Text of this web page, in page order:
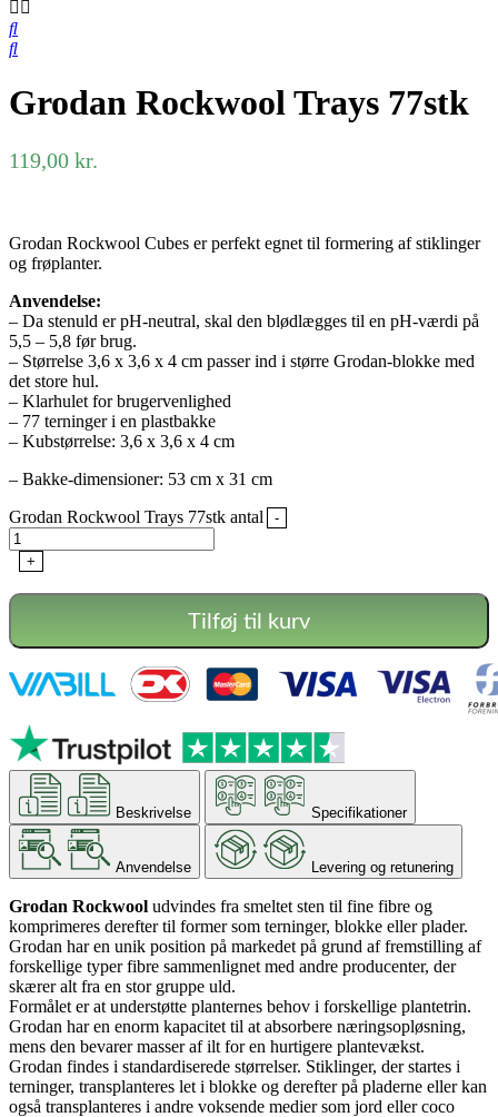
Grodan Rockwool Trays 77stk
119,00 kr.
Grodan Rockwool Cubes er perfekt egnet til formering af stiklinger
og frøplanter.
Anvendelse:
– Da stenuld er pH-neutral, skal den blødlægges til en pH-værdi på
5,5 – 5,8 før brug.
– Størrelse 3,6 x 3,6 x 4 cm passer ind i større Grodan-blokke med
det store hul.
– Klarhulet for brugervenlighed
– 77 terninger i en plastbakke
– Kubstørrelse: 3,6 x 3,6 x 4 cm
– Bakke-dimensioner: 53 cm x 31 cm
Grodan Rockwool Trays 77stk antal
-
+
Tilføj til kurv
Beskrivelse Specifikationer
Anvendelse Levering og retunering
Grodan Rockwool udvindes fra smeltet sten til fine fibre og
komprimeres derefter til former som terninger, blokke eller plader.
Grodan har en unik position på markedet på grund af fremstilling af
forskellige typer fibre sammenlignet med andre producenter, der
skærer alt fra en stor gruppe uld.
Formålet er at understøtte planternes behov i forskellige plantetrin.
Grodan har en enorm kapacitet til at absorbere næringsopløsning,
mens den bevarer masser af ilt for en hurtigere plantevækst.
Grodan findes i standardiserede størrelser. Stiklinger, der startes i
terninger, transplanteres let i blokke og derefter på pladerne eller kan
også transplanteres i andre voksende medier som jord eller coco